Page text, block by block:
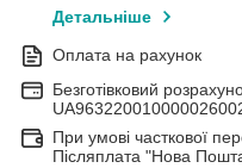
Детальніше
Оплата на рахунок
Безготівковий
При умові часткової
Післяплата "Нова